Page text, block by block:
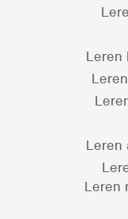
Leren
Leren
Leren